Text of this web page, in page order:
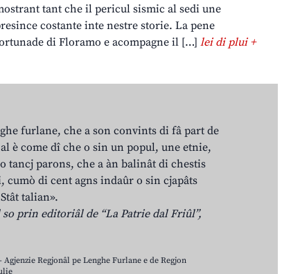
tant che il pericul sismic al sedi une
costante inte nestre storie. La pene
di Floramo e acompagne il […]lei di plui +
furlane, che a son convints di fâ part de
è come dî che o sin un popul, une etnie,
tancj parons, che a àn balinât di chestis
cumò di cent agns indaûr o sin cjapâts
talian».
prin editoriâl de “La Patrie dal Friûl”,
Regjonâl pe Lenghe Furlane e de Regjon